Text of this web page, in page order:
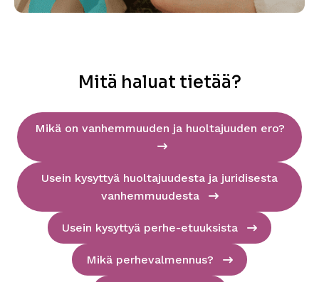
Mitä haluat tietää?
Mikä on vanhemmuuden ja huoltajuuden ero?
Usein kysyttyä huoltajuudesta ja juridisesta
vanhemmuudesta
Usein kysyttyä perhe-etuuksista
Mikä perhevalmennus?